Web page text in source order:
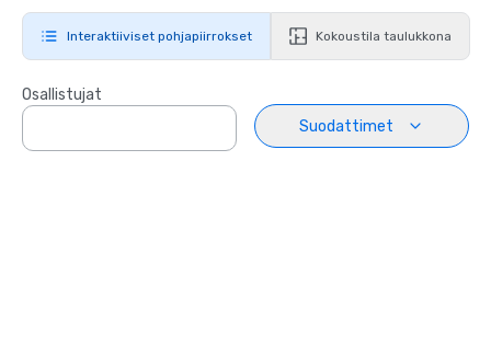
Interaktiiviset pohjapiirrokset Kokoustila taulukkona
Osallistujat
Suodattimet